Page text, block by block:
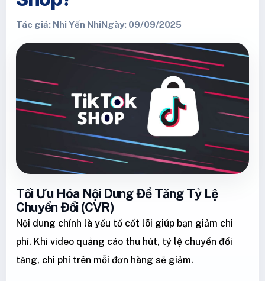
Tác giả: Nhi Yến NhiNgày: 09/09/2025
Tối Ưu Hóa Nội Dung Để Tăng Tỷ Lệ
Chuyển Đổi (CVR)
Nội dung chính là yếu tố cốt lõi giúp bạn giảm chi
phí. Khi video quảng cáo thu hút, tỷ lệ chuyển đổi
tăng, chi phí trên mỗi đơn hàng sẽ giảm.